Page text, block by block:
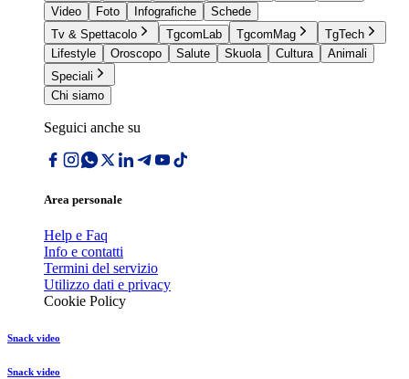
Video
Foto Infografiche
Schede
Tv & Spettacolo
TgcomLab TgcomMag
TgTech
Lifestyle
Oroscopo Salute Skuola Cultura
Animali
Speciali
Chi siamo
Seguici anche su
Area personale
Help e Faq
Info e contatti
Termini del servizio
Utilizzo dati e privacy
Cookie Policy
Snack video
Snack video